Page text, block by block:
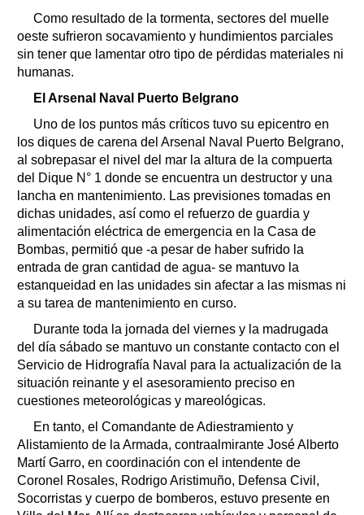
Como resultado de la tormenta, sectores del muelle
oeste sufrieron socavamiento y hundimientos parciales
sin tener que lamentar otro tipo de pérdidas materiales ni
humanas.
El Arsenal Naval Puerto Belgrano
Uno de los puntos más críticos tuvo su epicentro en
los diques de carena del Arsenal Naval Puerto Belgrano,
al sobrepasar el nivel del mar la altura de la compuerta
del Dique N° 1 donde se encuentra un destructor y una
lancha en mantenimiento. Las previsiones tomadas en
dichas unidades, así como el refuerzo de guardia y
alimentación eléctrica de emergencia en la Casa de
Bombas, permitió que -a pesar de haber sufrido la
entrada de gran cantidad de agua- se mantuvo la
estanqueidad en las unidades sin afectar a las mismas ni
a su tarea de mantenimiento en curso.
Durante toda la jornada del viernes y la madrugada
del día sábado se mantuvo un constante contacto con el
Servicio de Hidrografía Naval para la actualización de la
situación reinante y el asesoramiento preciso en
cuestiones meteorológicas y mareológicas.
En tanto, el Comandante de Adiestramiento y
Alistamiento de la Armada, contraalmirante José Alberto
Martí Garro, en coordinación con el intendente de
Coronel Rosales, Rodrigo Aristimuño, Defensa Civil,
Socorristas y cuerpo de bomberos, estuvo presente en